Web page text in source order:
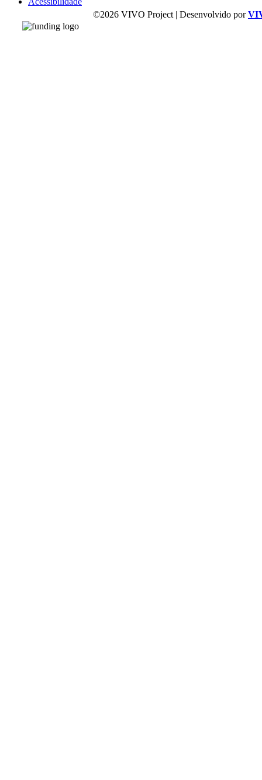
©2026 VIVO Project | Desenvolvido por